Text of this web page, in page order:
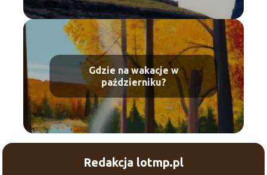
Gdzie na wakacje w
październiku?
Redakcja lotmp.pl